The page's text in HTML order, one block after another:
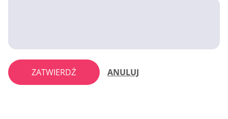
ZATWIERDŹ ANULUJ